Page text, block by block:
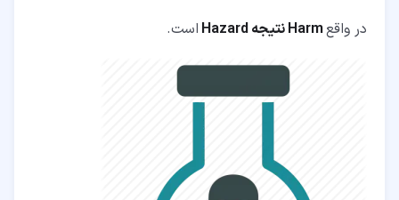
در واقع
است.